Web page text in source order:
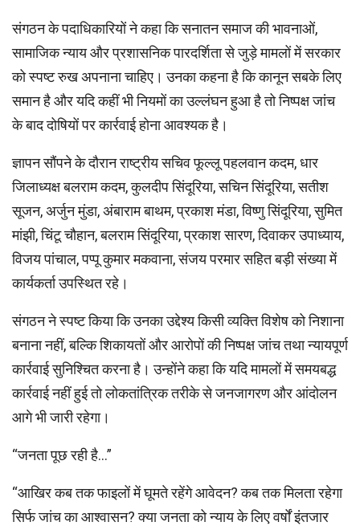
संगठन के पदाधिकारियों ने कहा कि सनातन समाज की भावनाओं,
सामाजिक न्याय और प्रशासनिक पारदर्शिता से जुड़े मामलों में सरकार
को स्पष्ट रुख अपनाना चाहिए। उनका कहना है कि कानून सबके लिए
समान है और यदि कहीं भी नियमों का उल्लंघन हुआ है तो निष्पक्ष जांच
के बाद दोषियों पर कार्रवाई होना आवश्यक है।
ज्ञापन सौंपने के दौरान राष्ट्रीय सचिव फूल्लू पहलवान कदम, धार
जिलाध्यक्ष बलराम कदम, कुलदीप सिंदूरिया, सचिन सिंदूरिया, सतीश
सूजन, अर्जुन मुंडा, अंबाराम बाथम, प्रकाश मंडा, विष्णु सिंदूरिया, सुमित
मांझी, चिंटू चौहान, बलराम सिंदूरिया, प्रकाश सारण, दिवाकर उपाध्याय,
विजय पांचाल, पप्पू कुमार मकवाना, संजय परमार सहित बड़ी संख्या में
कार्यकर्ता उपस्थित रहे।
संगठन ने स्पष्ट किया कि उनका उद्देश्य किसी व्यक्ति विशेष को निशाना
बनाना नहीं, बल्कि शिकायतों और आरोपों की निष्पक्ष जांच तथा न्यायपूर्ण
कार्रवाई सुनिश्चित करना है। उन्होंने कहा कि यदि मामलों में समयबद्ध
कार्रवाई नहीं हुई तो लोकतांत्रिक तरीके से जनजागरण और आंदोलन
आगे भी जारी रहेगा।
“जनता पूछ रही है…”
“आखिर कब तक फाइलों में घूमते रहेंगे आवेदन? कब तक मिलता रहेगा
सिर्फ जांच का आश्वासन? क्या जनता को न्याय के लिए वर्षों इंतजार